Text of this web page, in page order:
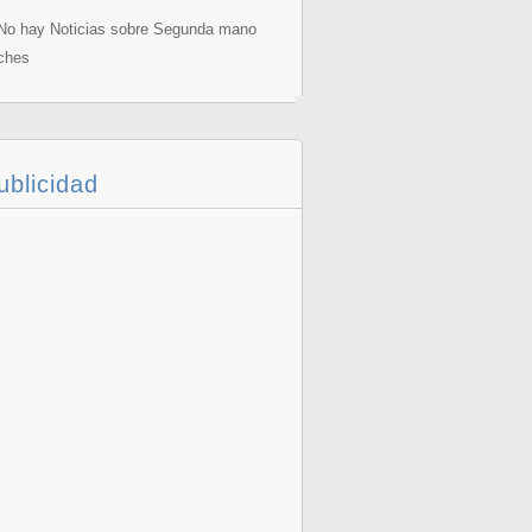
hay Noticias sobre Segunda mano